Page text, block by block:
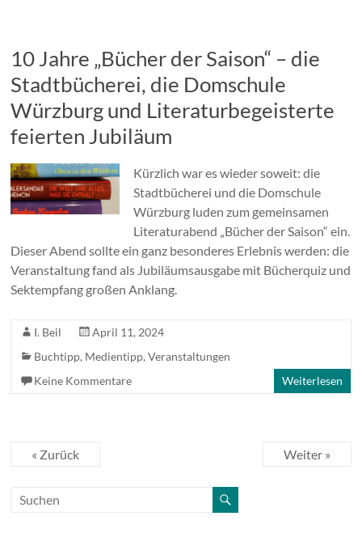
10 Jahre „Bücher der Saison“ – die
Stadtbücherei, die Domschule
Würzburg und Literaturbegeisterte
feierten Jubiläum
Kürzlich war es wieder soweit: die
Stadtbücherei und die Domschule
Würzburg luden zum gemeinsamen
Literaturabend „Bücher der Saison“ ein.
Dieser Abend sollte ein ganz besonderes Erlebnis werden: die
Veranstaltung fand als Jubiläumsausgabe mit Bücherquiz und
Sektempfang großen Anklang.
I. Beil
April 11, 2024
Buchtipp, Medientipp,Veranstaltungen
Keine Kommentare
Weiterlesen
« Zurück Weiter »